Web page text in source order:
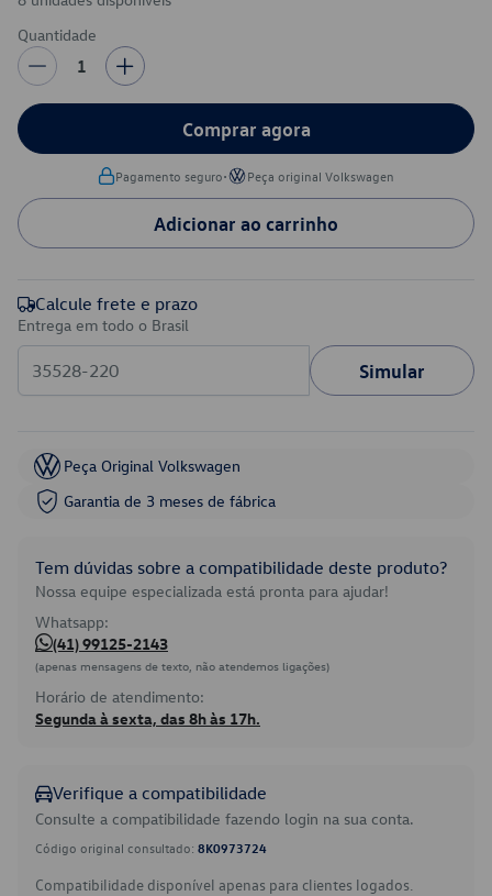
Quantidade
1
Comprar agora
Pagamento seguro• Peça original Volkswagen
Adicionar ao carrinho
Calcule frete e prazo
Entrega em todo o Brasil
Simular
Peça Original Volkswagen
Garantia de 3 meses de fábrica
Tem dúvidas sobre a compatibilidade deste produto?
Nossa equipe especializada está pronta para ajudar!
Whatsapp:
(41) 99125-2143
(apenas mensagens de texto, não atendemos ligações)
Horário de atendimento:
Segunda à sexta, das 8h às 17h.
Verifique a compatibilidade
Consulte a compatibilidade fazendo login na sua conta.
Código original consultado: 8K0973724
Compatibilidade disponível apenas para clientes logados.